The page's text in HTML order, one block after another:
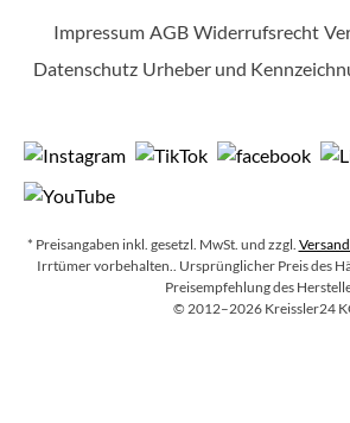
Impressum AGB Widerrufsrecht
Datenschutz Urheber und
* Preisangaben inkl. gesetzl. MwSt. und zzgl.
Irrtümer vorbehalten.. Ursprünglicher Preis des
Preisempfehlung des
© Copyright
2012–2026 Kreissler24